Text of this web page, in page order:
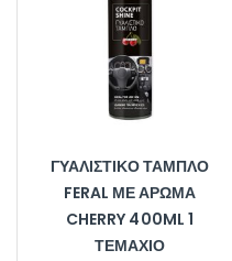
ΓΥΑΛΙΣΤΙΚΌ ΤΑΜΠΛΌ
FERAL ΜΕ ΆΡΩΜΑ
CHERRY 400ML 1
ΤΕΜΆΧΙΟ